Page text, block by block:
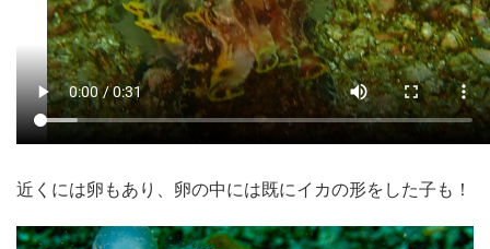
近くには卵もあり、卵の中には既にイカの形をした子も！